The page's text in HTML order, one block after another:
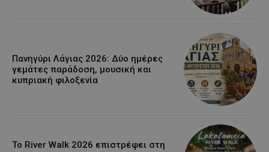
Πανηγύρι Λάγιας 2026: Δύο ημέρες
γεμάτες παράδοση, μουσική και
κυπριακή φιλοξενία
Το River Walk 2026 επιστρέφει στη